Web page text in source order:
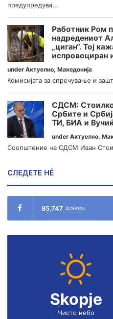
предупредува...
Работник Ром
надредениот
„циган“. Тој
испровоциран
under Актуелно, Македонија
Комисијата за спречување и
СДСМ:
Србите и
ТИ, БИА и
under Актуелно,
Соопштение на СДСМ Иван
СЛЕДЕТЕ НÉ
85,747 Фанови
Skopje
Чисто небо